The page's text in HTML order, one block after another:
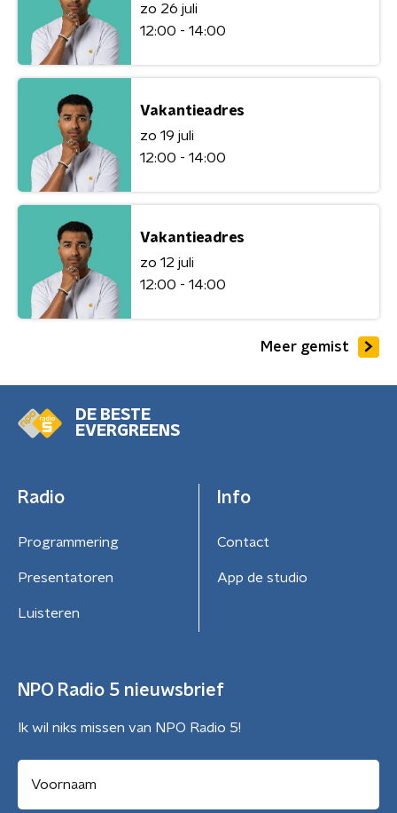
zo 26 juli
12:00 - 14:00
Vakantieadres
zo 19 juli
12:00 - 14:00
Vakantieadres
zo 12 juli
12:00 - 14:00
Meer gemist
DE BESTE
EVERGREENS
Radio
Programmering
Presentatoren
Luisteren
Info
Contact
App de studio
NPO Radio 5 nieuwsbrief
Ik wil niks missen van NPO Radio 5!